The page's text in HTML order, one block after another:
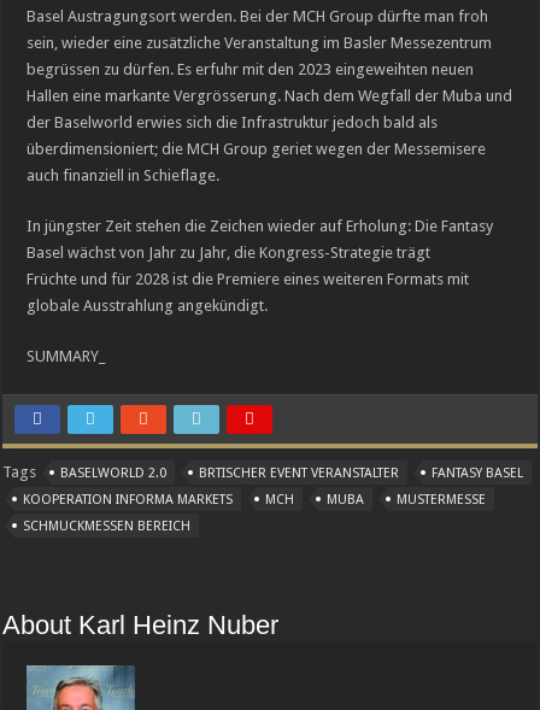
Basel Austragungsort werden. Bei der MCH Group dürfte man froh
sein, wieder eine zusätzliche Veranstaltung im Basler Messezentrum
begrüssen zu dürfen. Es erfuhr mit den 2023 eingeweihten neuen
Hallen eine markante Vergrösserung. Nach dem Wegfall der Muba und
der Baselworld erwies sich die Infrastruktur jedoch bald als
überdimensioniert; die MCH Group geriet wegen der Messemisere
auch finanziell in Schieflage.
In jüngster Zeit stehen die Zeichen wieder auf Erholung: Die Fantasy
Basel wächst von Jahr zu Jahr, die Kongress-Strategie trägt
Früchte und für 2028 ist die Premiere eines weiteren Formats mit
globale Ausstrahlung angekündigt.
SUMMARY_
Tags BASELWORLD 2.0 BRTISCHER EVENT VERANSTALTER
FANTASY BASEL
KOOPERATION INFORMA MARKETS
MCH MUBA
MUSTERMESSE
SCHMUCKMESSEN BEREICH
About Karl Heinz Nuber